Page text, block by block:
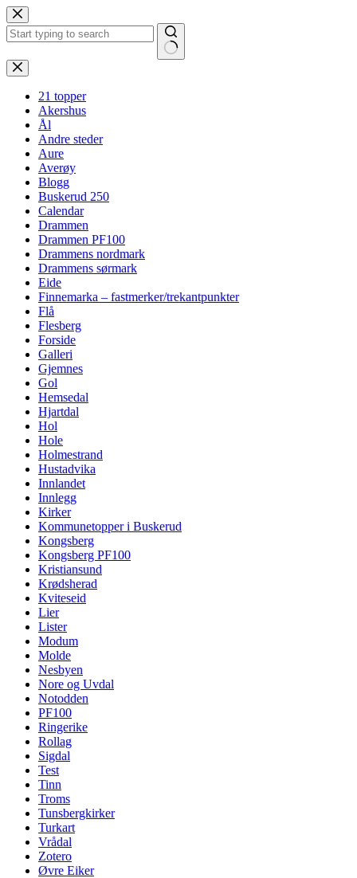
Hopp
til
innholdet
Ingen
resultater
21 topper
Akershus
Ål
Andre steder
Aure
Averøy
Blogg
Buskerud 250
Calendar
Drammen
Drammen PF100
Drammens nordmark
Drammens sørmark
Eide
Finnemarka – fastmerker/trekantpunkter
Flå
Flesberg
Forside
Galleri
Gjemnes
Gol
Hemsedal
Hjartdal
Hol
Hole
Holmestrand
Hustadvika
Innlandet
Innlegg
Kirker
Kommunetopper i Buskerud
Kongsberg
Kongsberg PF100
Kristiansund
Krødsherad
Kviteseid
Lier
Lister
Modum
Molde
Nesbyen
Nore og Uvdal
Notodden
PF100
Ringerike
Rollag
Sigdal
Test
Tinn
Troms
Tunsbergkirker
Turkart
Vrådal
Zotero
Øvre Eiker